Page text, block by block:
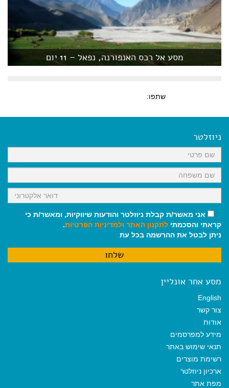
מסע אל רכס האנפורנה, נפאל – 11 יום
שתפו:
ניוזלטר
אני מאשר/ת קבלת ניוזלטר והודעות שיווקיות, ומאשר/ת כי
קראתי והסכמתי לתקנון האתר ולמדיניות הפרטיות.
ניתן לבטל את ההרשמה בכל עת
מסע אחר אונליין
English
צור קשר
אודות
מידע למפרסמים
תנאי שימוש באתר
רשימת מוצרים
ארכיון ניוזלטר
מפת אתר